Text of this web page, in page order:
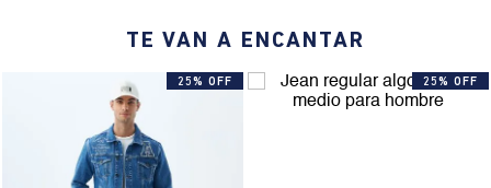
Recomendaciones:Combínalo con una camiseta básica y tenis para
¿Cómo se siente?:
sensación de comodidad y libertad de movimiento.
¿Cómo es el fit?: Tejido mayormente en algodón que garantiza
TE VAN A ENCANTAR
25% OFF 25% OFF